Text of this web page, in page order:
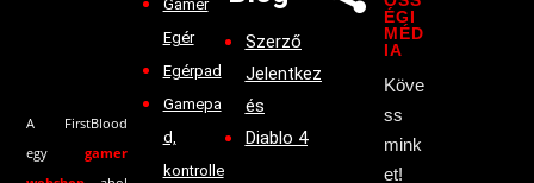
A FirstBlood
egy gamer
Gamer
Egér
Egérpad
Gamepa
d,
kontrolle
Szerző
Jelentkez
és
Diablo 4
ÉGI
MÉD
IA
Köve
ss
mink
et!